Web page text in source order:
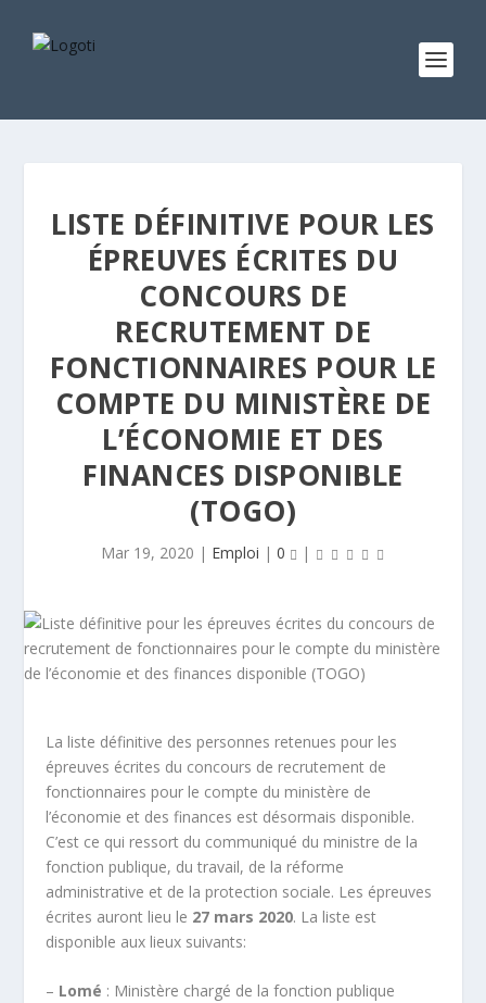
LISTE DÉFINITIVE POUR LES
ÉPREUVES ÉCRITES DU
CONCOURS DE
RECRUTEMENT DE
FONCTIONNAIRES POUR LE
COMPTE DU MINISTÈRE DE
L’ÉCONOMIE ET DES
FINANCES DISPONIBLE
(TOGO)
Mar 19, 2020 | Emploi | 0 |
La liste définitive des personnes retenues pour les
épreuves écrites du concours de recrutement de
fonctionnaires pour le compte du ministère de
l’économie et des finances est désormais disponible.
C’est ce qui ressort du communiqué du ministre de la
fonction publique, du travail, de la réforme
administrative et de la protection sociale. Les épreuves
écrites auront lieu le 27 mars 2020. La liste est
disponible aux lieux suivants:
– Lomé : Ministère chargé de la fonction publique